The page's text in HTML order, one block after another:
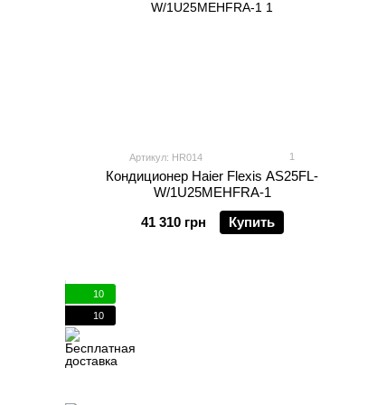
Артикул: HR014 1
Кондиционер Haier Flexis AS25FL-
W/1U25MEHFRA-1
41 310 грн
Купить
10
10